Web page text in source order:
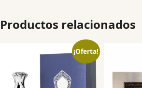
Productos relacionados
¡Oferta!